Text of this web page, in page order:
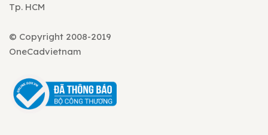
Tp. HCM
© Copyright 2008-2019
OneCadvietnam